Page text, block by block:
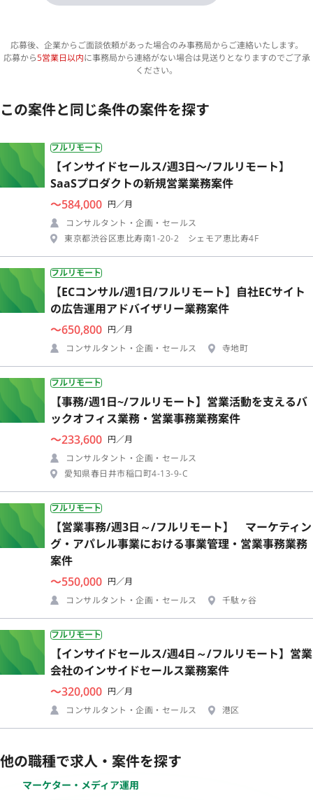
応募後、企業からご面談依頼があった場合のみ事務局からご連絡いたします。
応募から5営業日以内に事務局から連絡がない場合は見送りとなりますのでご了承
ください。
この案件と同じ条件の案件を探す
フルリモート
【インサイドセールス/週3日〜/フルリモート】
SaaSプロダクトの新規営業業務案件
〜584,000 円／月
コンサルタント・企画・セールス
東京都渋谷区恵比寿南1-20-2 シェモア恵比寿4F
フルリモート
【ECコンサル/週1日/フルリモート】自社ECサイト
の広告運用アドバイザリー業務案件
〜650,800 円／月
コンサルタント・企画・セールス
寺地町
フルリモート
【事務/週1日~/フルリモート】営業活動を支えるバ
ックオフィス業務・営業事務業務案件
〜233,600 円／月
コンサルタント・企画・セールス
愛知県春日井市稲口町4-13-9-C
フルリモート
【営業事務/週3日～/フルリモート】 マーケティン
グ・アパレル事業における事業管理・営業事務業務
案件
〜550,000 円／月
コンサルタント・企画・セールス
千駄ヶ谷
フルリモート
【インサイドセールス/週4日～/フルリモート】営業
会社のインサイドセールス業務案件
〜320,000 円／月
コンサルタント・企画・セールス
港区
他の職種で求人・案件を探す
マーケター・メディア運用